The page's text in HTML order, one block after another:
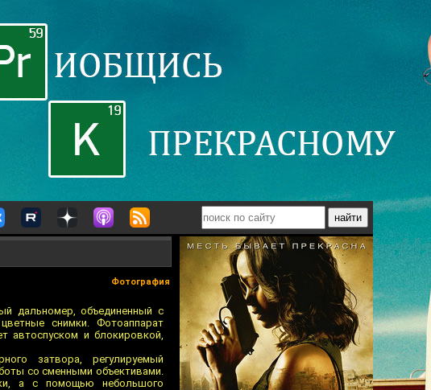
Фотография
дальномер, объединенный с
снимки. Фотоаппарат
автоспуском и блокировкой,
затвора, регулируемый
со сменными объективами.
а с помощью небольшого